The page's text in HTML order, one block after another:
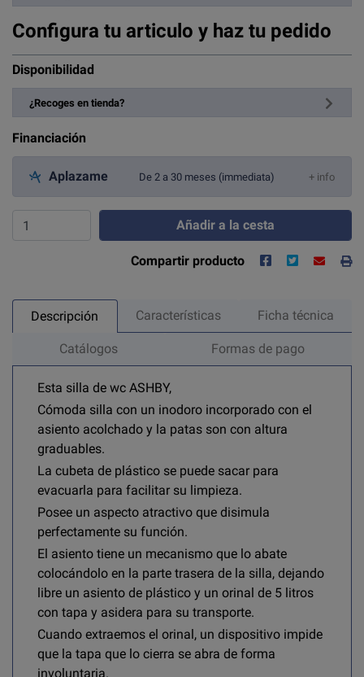
Configura tu articulo y haz tu pedido
Disponibilidad
¿Recoges en tienda?
Financiación
Aplazame De 2 a 30 meses (immediata) + info
Añadir a la cesta
Compartir producto
Descripción Características Ficha técnica
Catálogos Formas de pago
Esta silla de wc ASHBY,
Cómoda silla con un inodoro incorporado con el
asiento acolchado y la patas son con altura
graduables.
La cubeta de plástico se puede sacar para
evacuarla para facilitar su limpieza.
Posee un aspecto atractivo que disimula
perfectamente su función.
El asiento tiene un mecanismo que lo abate
colocándolo en la parte trasera de la silla, dejando
libre un asiento de plástico y un orinal de 5 litros
con tapa y asidera para su transporte.
Cuando extraemos el orinal, un dispositivo impide
que la tapa que lo cierra se abra de forma
involuntaria.